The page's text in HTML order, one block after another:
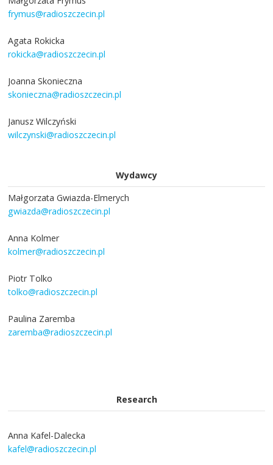
frymus@radioszczecin.pl
Agata Rokicka
rokicka@radioszczecin.pl
Joanna Skonieczna
skonieczna@radioszczecin.pl
Janusz Wilczyński
wilczynski@radioszczecin.pl
Wydawcy
Małgorzata Gwiazda-Elmerych
gwiazda@radioszczecin.pl
Anna Kolmer
kolmer@radioszczecin.pl
Piotr Tolko
tolko@radioszczecin.pl
Paulina Zaremba
zaremba@radioszczecin.pl
Research
Anna Kafel-Dalecka
kafel@radioszczecin.pl